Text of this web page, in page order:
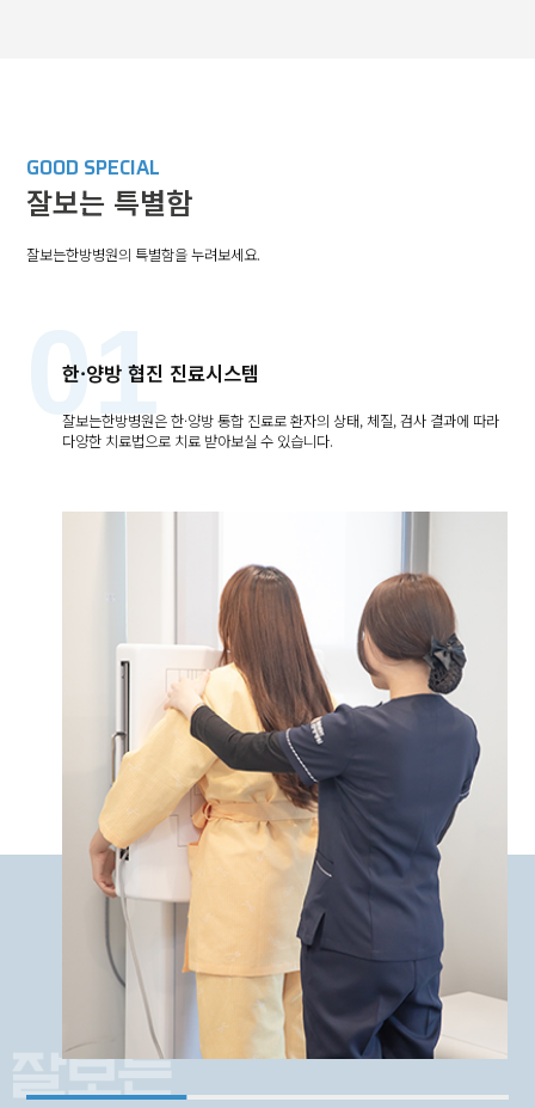
GOOD SPECIAL
잘보는 특별함
잘보는한방병원의 특별함을 누려보세요.
01
한·양방 협진 진료시스템
잘보는한방병원은 한·양방 통합 진료로 환자의 상태, 체질, 검사 결과에 따라
다양한 치료법으로 치료 받아보실 수 있습니다.